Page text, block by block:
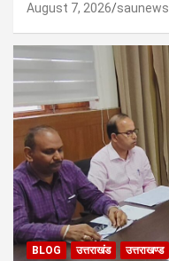
August 7, 2026
BLOG उत्तराखंड उत्तराखण्ड